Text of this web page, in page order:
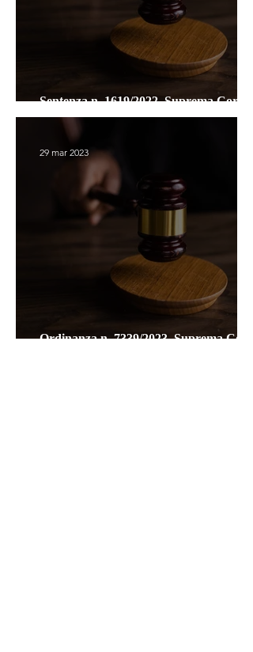
Sentenza n. 1619/2022, Suprema Corte
Cassazione, Sezione Penale
Ordinanza n. 7339/2023, Suprema Corte
29 mar 2023